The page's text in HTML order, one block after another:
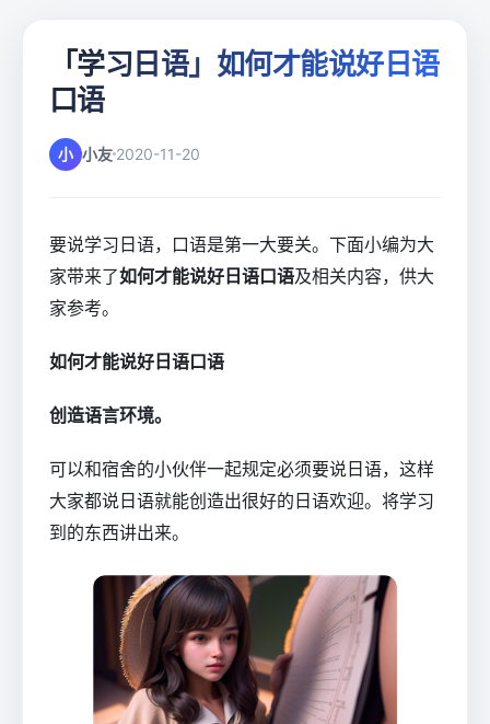
「学习日语」如何才能说好日语
口语
小 小友 2020-11-20
要说学习日语，口语是第一大要关。下面小编为大
家带来了如何才能说好日语口语及相关内容，供大
家参考。
如何才能说好日语口语
创造语言环境。
可以和宿舍的小伙伴一起规定必须要说日语，这样
大家都说日语就能创造出很好的日语欢迎。将学习
到的东西讲出来。